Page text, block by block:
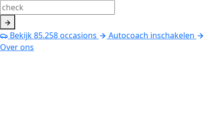
Bekijk85.258occasions
Autocoach inschakelen
Over ons